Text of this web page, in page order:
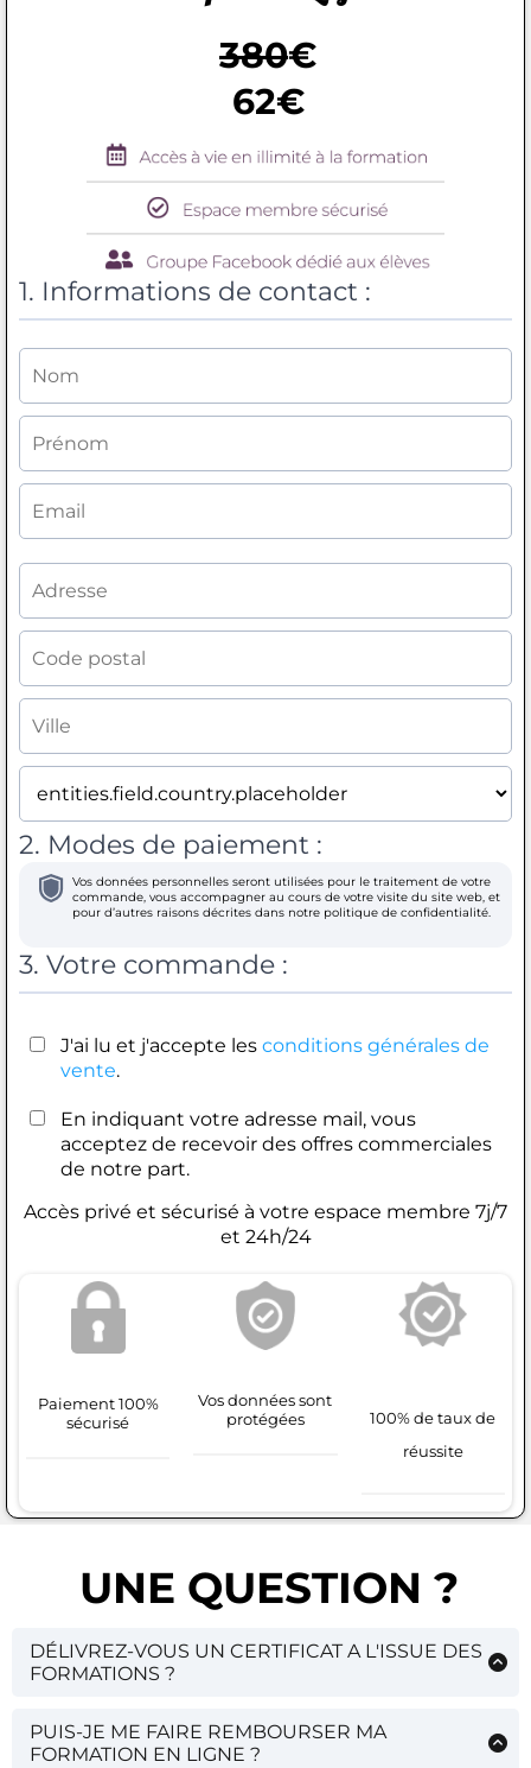
380€
62€
1. Informations de contact :
2. Modes de paiement :
Vos données personnelles seront utilisées pour le traitement de votre
commande, vous accompagner au cours de votre visite du site web, et
pour d’autres raisons décrites dans notre politique de confidentialité.
3. Votre commande :
J'ai lu et j'accepte les conditions générales de
vente.
En indiquant votre adresse mail, vous
acceptez de recevoir des offres commerciales
de notre part.
Accès privé et sécurisé à votre espace membre 7j/7
et 24h/24
Paiement 100%
sécurisé
Vos données sont
protégées
100% de taux de
réussite
UNE QUESTION ?
DÉLIVREZ-VOUS UN CERTIFICAT A L'ISSUE DES
FORMATIONS ?
Formation intégrale 100% en ligne CAKE DESIGN
PUIS-JE ME FAIRE REMBOURSER MA
FORMATION EN LIGNE ?